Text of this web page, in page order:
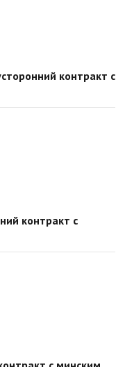
контракт с
контракт с